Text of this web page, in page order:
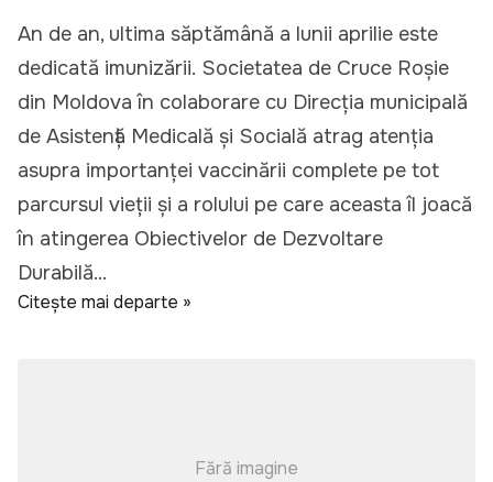
An de an, ultima săptămână a lunii aprilie este
dedicată imunizării. Societatea de Cruce Roșie
din Moldova în colaborare cu Direcția municipală
de Asistență Medicală și Socială atrag atenţia
asupra importanţei vaccinării complete pe tot
parcursul vieţii şi a rolului pe care aceasta îl joacă
în atingerea Obiectivelor de Dezvoltare
Durabilă...
Citește mai departe »
Fără imagine